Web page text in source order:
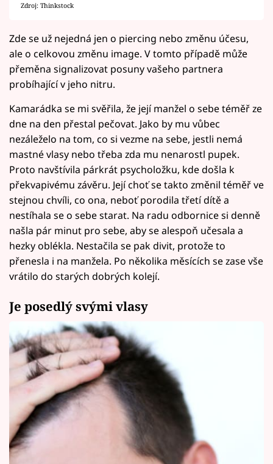
Zdroj: Thinkstock
Zde se už nejedná jen o piercing nebo změnu účesu,
ale o celkovou změnu image. V tomto případě může
přeměna signalizovat posuny vašeho partnera
probíhající v jeho nitru.
Kamarádka se mi svěřila, že její manžel o sebe téměř ze
dne na den přestal pečovat. Jako by mu vůbec
nezáleželo na tom, co si vezme na sebe, jestli nemá
mastné vlasy nebo třeba zda mu nenarostl pupek.
Proto navštívila párkrát psycholožku, kde došla k
překvapivému závěru. Její choť se takto změnil téměř ve
stejnou chvíli, co ona, neboť porodila třetí dítě a
nestíhala se o sebe starat. Na radu odbornice si denně
našla pár minut pro sebe, aby se alespoň učesala a
hezky oblékla. Nestačila se pak divit, protože to
přenesla i na manžela. Po několika měsících se zase vše
vrátilo do starých dobrých kolejí.
Je posedlý svými vlasy